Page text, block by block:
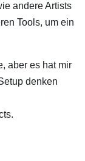
andere Artists
Tools, um ein
aber es hat mir
denken